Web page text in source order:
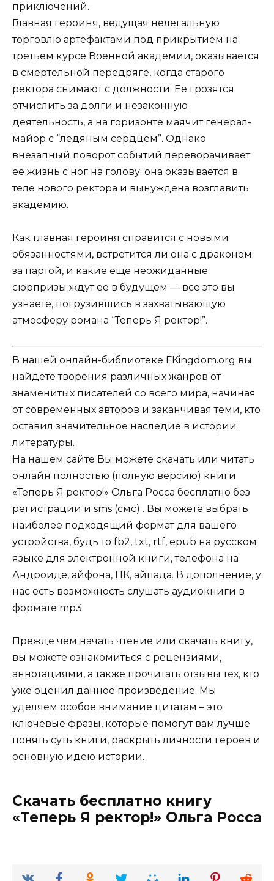
приключений.
Главная героиня, ведущая нелегальную
торговлю артефактами под прикрытием на
третьем курсе Военной академии, оказывается
в смертельной передряге, когда старого
ректора снимают с должности. Ее грозятся
отчислить за долги и незаконную
деятельность, а на горизонте маячит генерал-
майор с “ледяным сердцем”. Однако
внезапный поворот событий переворачивает
ее жизнь с ног на голову: она оказывается в
теле нового ректора и вынуждена возглавить
академию.
Как главная героиня справится с новыми
обязанностями, встретится ли она с драконом
за партой, и какие еще неожиданные
сюрпризы ждут ее в будущем — все это вы
узнаете, погрузившись в захватывающую
атмосферу романа “Теперь Я ректор!”.
В нашей онлайн-библиотеке FKingdom.org вы
найдете творения различных жанров от
знаменитых писателей со всего мира, начиная
от современных авторов и заканчивая теми, кто
оставил значительное наследие в истории
литературы.
На нашем сайте Вы можете скачать или читать
онлайн полностью (полную версию) книги
«Теперь Я ректор!» Ольга Росса бесплатно без
регистрации и sms (смс) . Вы можете выбрать
наиболее подходящий формат для вашего
устройства, будь то fb2, txt, rtf, epub на русском
языке для электронной книги, телефона на
Андроиде, айфона, ПК, айпада. В дополнение, у
нас есть возможность слушать аудиокниги в
формате mp3.
Прежде чем начать чтение или скачать книгу,
вы можете ознакомиться с рецензиями,
аннотациями, а также прочитать отзывы тех, кто
уже оценил данное произведение. Мы
уделяем особое внимание цитатам – это
ключевые фразы, которые помогут вам лучше
понять суть книги, раскрыть личности героев и
основную идею истории.
Скачать бесплатно книгу
«Теперь Я ректор!» Ольга Росса